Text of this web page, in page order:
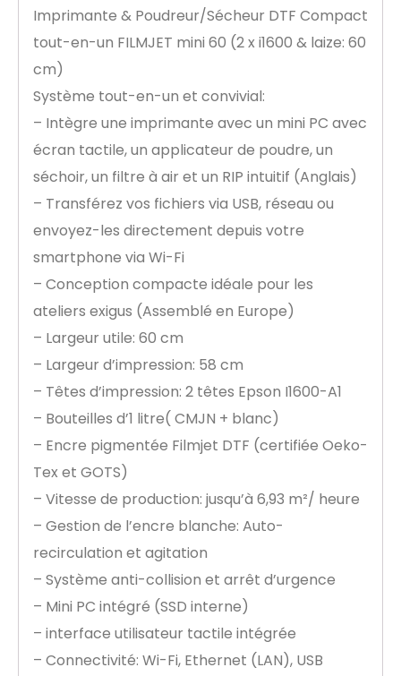
Imprimante & Poudreur/Sécheur DTF Compact
tout-en-un FILMJET mini 60 (2 x i1600 & laize: 60
cm)
Système tout-en-un et convivial:
– Intègre une imprimante avec un mini PC avec
écran tactile, un applicateur de poudre, un
séchoir, un filtre à air et un RIP intuitif (Anglais)
– Transférez vos fichiers via USB, réseau ou
envoyez-les directement depuis votre
smartphone via Wi-Fi
– Conception compacte idéale pour les
ateliers exigus (Assemblé en Europe)
– Largeur utile: 60 cm
– Largeur d’impression: 58 cm
– Têtes d’impression: 2 têtes Epson I1600-A1
– Bouteilles d’1 litre( CMJN + blanc)
– Encre pigmentée Filmjet DTF (certifiée Oeko-
Tex et GOTS)
– Vitesse de production: jusqu’à 6,93 m²/ heure
– Gestion de l’encre blanche: Auto-
recirculation et agitation
– Système anti-collision et arrêt d’urgence
– Mini PC intégré (SSD interne)
– interface utilisateur tactile intégrée
– Connectivité: Wi-Fi, Ethernet (LAN), USB